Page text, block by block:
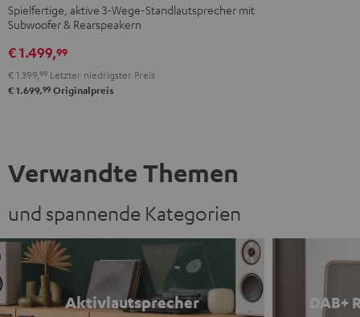
3
Club
Edition
"4.1-
3
Club
Edition
"4.1-
Spielfertige, aktive 3-Wege-Standlautsprecher mit
Subwoofer & Rearspeakern
€ 1.499,99
€ 1.399, 99 Letzter niedrigster Preis
€ 1.699,99 Originalpreis
Verwandte Themen
und spannende Kategorien
Aktivlautsprecher